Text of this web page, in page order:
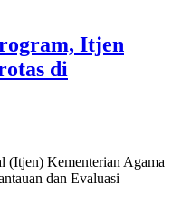
Itjen
di
(Itjen) Kementerian Agama
dan Evaluasi